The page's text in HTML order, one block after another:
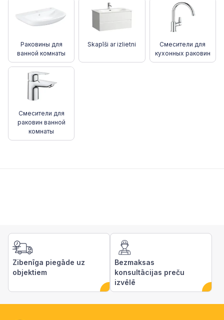
Раковины для
ванной комнаты
Skapīši ar izlietni
Смесители для
кухонных раковин
Смесители для
раковин ванной
комнаты
Zibenīga piegāde uz
objektiem
Bezmaksas
konsultācijas preču
izvēlē